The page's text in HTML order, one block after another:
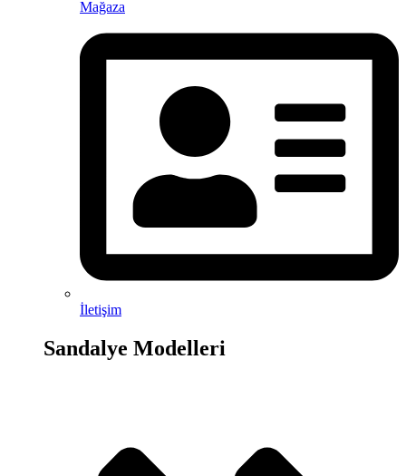
Mağaza
İletişim
Sandalye Modelleri